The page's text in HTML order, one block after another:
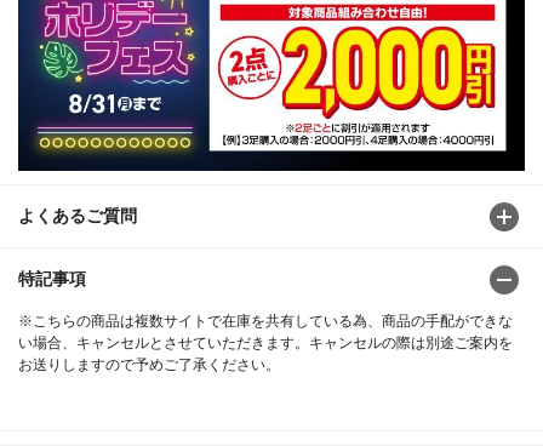
よくあるご質問
特記事項
※こちらの商品は複数サイトで在庫を共有している為、商品の手配ができな
い場合、キャンセルとさせていただきます。キャンセルの際は別途ご案内を
お送りしますので予めご了承ください。